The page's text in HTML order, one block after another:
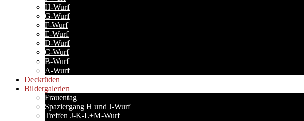
H-Wurf
G-Wurf
F-Wurf
E-Wurf
D-Wurf
C-Wurf
B-Wurf
A-Wurf
Deckrüden
Bildergalerien
Frauentag
Spaziergang H und J-Wurf
Treffen J-K-L+M-Wurf